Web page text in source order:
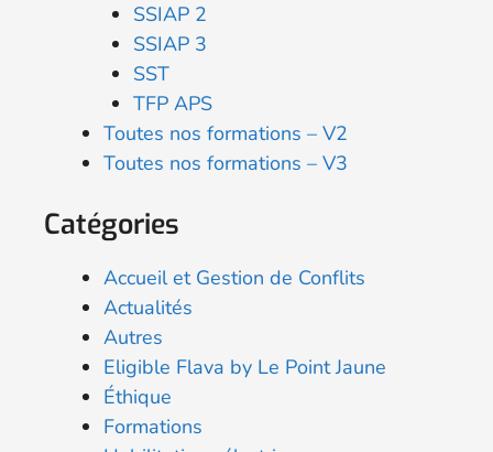
SSIAP 2
SSIAP 3
SST
TFP APS
Toutes nos formations – V2
Toutes nos formations – V3
Catégories
Accueil et Gestion de Conflits
Actualités
Autres
Eligible Flava by Le Point Jaune
Éthique
Formations